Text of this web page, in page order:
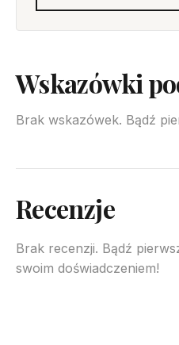
Wskazówki
Brak wskazówek. Bądź
Recenzje
Brak recenzji. Bądź
swoim doświadczeniem!